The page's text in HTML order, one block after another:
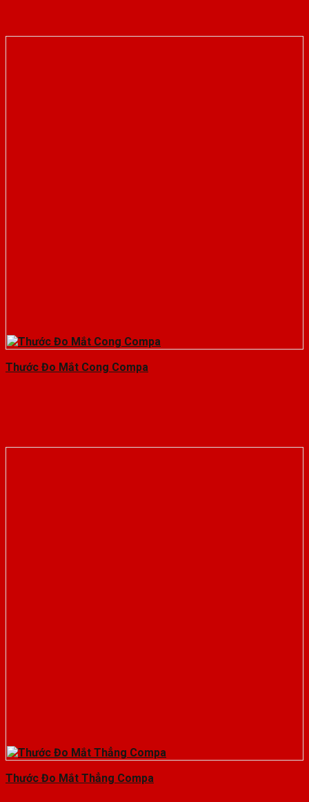
Thước Đo Mắt Cong Compa
Thước Đo Mắt Thẳng Compa